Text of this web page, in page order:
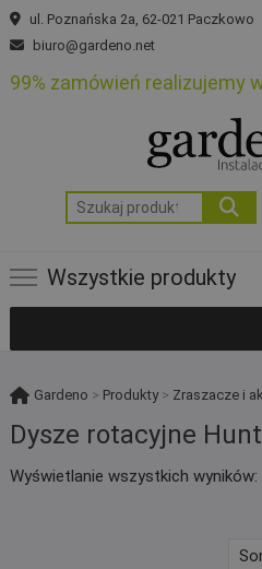
Skip
to
ul. Poznańska 2a, 62-021 Paczkowo
biuro@gardeno.net
99% zamówień realizujemy
Szukaj:
Wszystkie produkty
Gardeno > Produkty> Zraszacze i
Dysze rotacyjne
Wyświetlanie wszystkich wyników: